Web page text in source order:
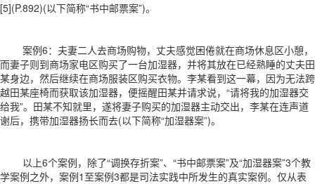
[5](P.892)(以下简称“书中邮票案”)。
案例6：夫妻二人去商场购物，丈夫感觉困倦就在商场休息区小憩，
而妻子则到商场家电区购买了一台加湿器，并将其放在已经熟睡的丈夫田
某身边，然后继续在商场服装区购买衣物。李某看到这一幕，因为无法跨
越田某座椅而获取该加湿器，便摇醒田某并请求说，“请将我的加湿器交
给我”。田某不知就里，遂将妻子购买的加湿器主动交出，李某在连声道
谢后，携带加湿器扬长而去(以下简称“加湿器案”)。
以上6个案例，除了“调换存折案”、“书中邮票案”及“加湿器案”3个教
学案例之外，案例1至案例3都是司法实践中所发生的真实案例。仅从表